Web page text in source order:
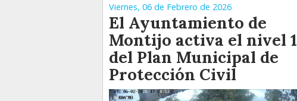
Viernes, 06 de Febrero de 2026
El Ayuntamiento de
Montijo activa el nivel 1
del Plan Municipal de
Protección Civil